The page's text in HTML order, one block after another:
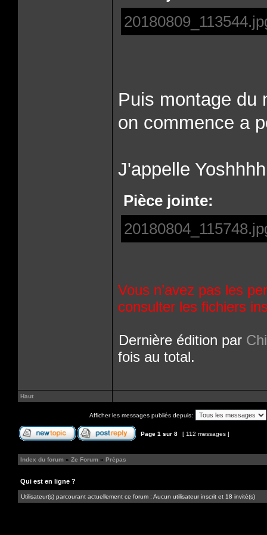
Puis montage du
on commence a
J'appelle
Pièce jointe:
Vous n’avez pas les
consulter les fichiers
Dernière édition par
fois au total.
Haut
Afficher les messages publiés depuis:
Page 1 sur 8 [ 112 messages ]
Index du forum » Ze Forum » Prépas
Qui est en ligne ?
Utilisateur(s) parcourant actuellement ce forum : Aucun utilisateur inscrit et 18 invité(s)